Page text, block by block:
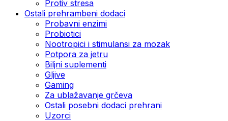
Protiv stresa
Ostali prehrambeni dodaci
Probavni enzimi
Probiotici
Nootropici i stimulansi za mozak
Potpora za jetru
Biljni suplementi
Gljive
Gaming
Za ublažavanje grčeva
Ostali posebni dodaci prehrani
Uzorci